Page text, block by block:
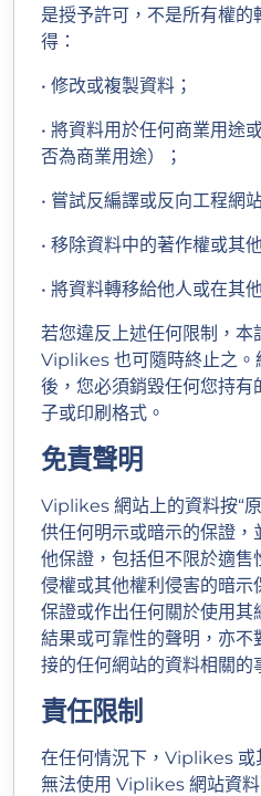
是授予許可，不是所有權
得：
• 修改或複製資料；
• 將資料用於任何商業用途
否為商業用途）；
• 嘗試反編譯或反向工程網
• 移除資料中的著作權或其
• 將資料轉移給他人或在其
若您違反上述任何限制，本
Viplikes 也可隨時終止之。
後，您必須銷毀任何您持
子或印刷格式。
免責聲明
Viplikes 網站上的資料按“
供任何明示或暗示的保證
他保證，包括但不限於適
侵權或其他權利侵害的暗
保證或作出任何關於使用
結果或可靠性的聲明，亦不
接的任何網站的資料相關的
責任限制
在任何情況下，Viplikes 或
無法使用 Viplikes 網站資